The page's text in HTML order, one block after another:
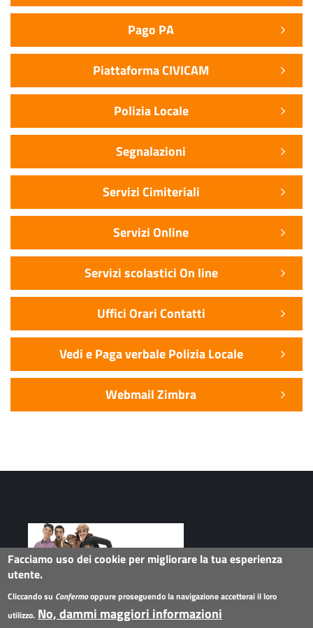
Pago PA
Piattaforma CIVICAM
Polizia Locale
Segnalazioni
Servizi Cimiteriali
Servizi Online
Servizi scolastici On line
Uffici Orari Contatti
Vedi e Paga verbale Polizia Locale
Webmail Zimbra
Seguici su
Facciamo uso dei cookie per migliorare la tua esperienza
utente.
Cliccando su Confermooppure proseguendo la navigazione accetterai il loro
utilizzo. No, dammi maggiori informazioni